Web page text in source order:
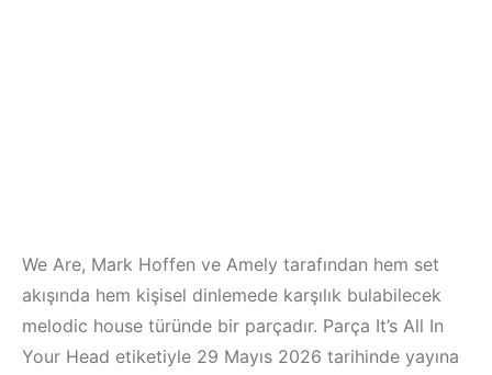
We Are, Mark Hoffen ve Amely tarafından hem set
akışında hem kişisel dinlemede karşılık bulabilecek
melodic house türünde bir parçadır. Parça It’s All In
Your Head etiketiyle 29 Mayıs 2026 tarihinde yayına